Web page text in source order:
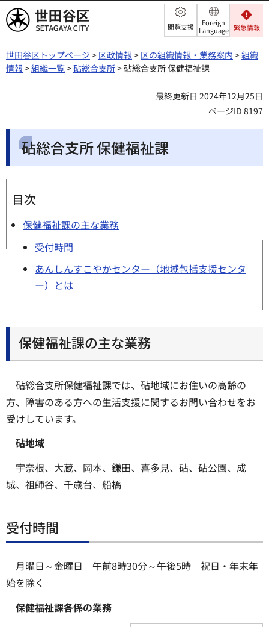
世田谷区 閲覧支援
Foreign
Language 緊急情報
世田谷区トップページ > 区政情報 > 区の組織情報・業務案内 >組織
情報 >組織一覧>砧総合支所> 砧総合支所 保健福祉課
最終更新日 2024年12月25日
ページID 8197
砧総合支所 保健福祉課
目次
保健福祉課の主な業務
受付時間
あんしんすこやかセンター（地域包括支援センタ
ー）とは
保健福祉課の主な業務
砧総合支所保健福祉課では、砧地域にお住いの高齢の
方、障害のある方への生活支援に関するお問い合わせをお
受けしています。
砧地域
宇奈根、大蔵、岡本、鎌田、喜多見、砧、砧公園、成
城、祖師谷、千歳台、船橋
受付時間
月曜日～金曜日 午前8時30分～午後5時 祝日・年末年
始を除く
保健福祉課各係の業務